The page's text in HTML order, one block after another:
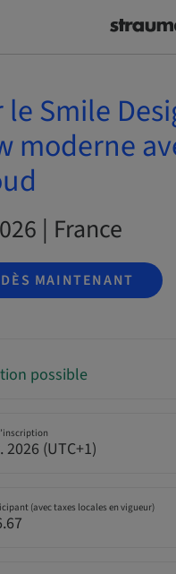
Smile
moderne
| France
MAINTENANT
possible
2026 (UTC+1)
(avec taxes locales en vigueur)